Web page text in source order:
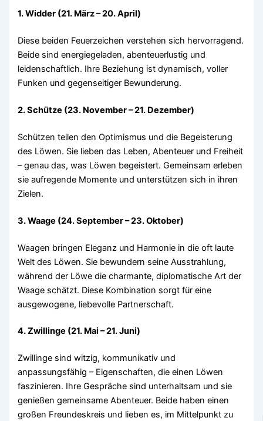
1. Widder (21. März – 20. April)
Diese beiden Feuerzeichen verstehen sich hervorragend.
Beide sind energiegeladen, abenteuerlustig und
leidenschaftlich. Ihre Beziehung ist dynamisch, voller
Funken und gegenseitiger Bewunderung.
2. Schütze (23. November – 21. Dezember)
Schützen teilen den Optimismus und die Begeisterung
des Löwen. Sie lieben das Leben, Abenteuer und Freiheit
– genau das, was Löwen begeistert. Gemeinsam erleben
sie aufregende Momente und unterstützen sich in ihren
Zielen.
3. Waage (24. September – 23. Oktober)
Waagen bringen Eleganz und Harmonie in die oft laute
Welt des Löwen. Sie bewundern seine Ausstrahlung,
während der Löwe die charmante, diplomatische Art der
Waage schätzt. Diese Kombination sorgt für eine
ausgewogene, liebevolle Partnerschaft.
4. Zwillinge (21. Mai – 21. Juni)
Zwillinge sind witzig, kommunikativ und
anpassungsfähig – Eigenschaften, die einen Löwen
faszinieren. Ihre Gespräche sind unterhaltsam und sie
genießen gemeinsame Abenteuer. Beide haben einen
großen Freundeskreis und lieben es, im Mittelpunkt zu